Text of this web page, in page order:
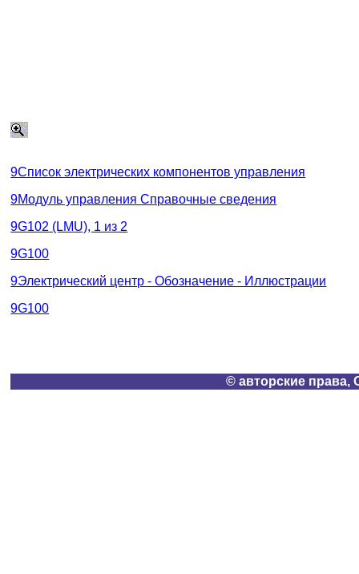
9Список электрических компонентов управления
9Модуль управления Справочные сведения
9G102 (LMU), 1 из 2
9G100
9Электрический центр - Обозначение - Иллюстрации
9G100
© авторские